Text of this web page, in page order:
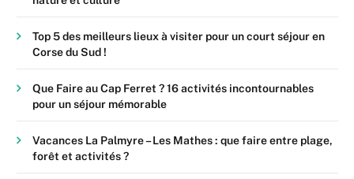
Top 5 des meilleurs lieux à visiter pour un court séjour en
Corse du Sud !
Que Faire au Cap Ferret ? 16 activités incontournables
pour un séjour mémorable
Vacances La Palmyre – Les Mathes : que faire entre plage,
forêt et activités ?